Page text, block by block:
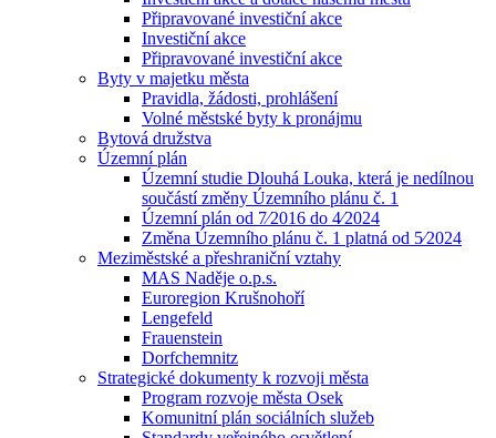
Připravované investiční akce
Investiční akce
Připravované investiční akce
Byty v majetku města
Pravidla, žádosti, prohlášení
Volné městské byty k pronájmu
Bytová družstva
Územní plán
Územní studie Dlouhá Louka, která je nedílnou
součástí změny Územního plánu č. 1
Územní plán od 7⁄2016 do 4⁄2024
Změna Územního plánu č. 1 platná od 5⁄2024
Meziměstské a přeshraniční vztahy
MAS Naděje o.p.s.
Euroregion Krušnohoří
Lengefeld
Frauenstein
Dorfchemnitz
Strategické dokumenty k rozvoji města
Program rozvoje města Osek
Komunitní plán sociálních služeb